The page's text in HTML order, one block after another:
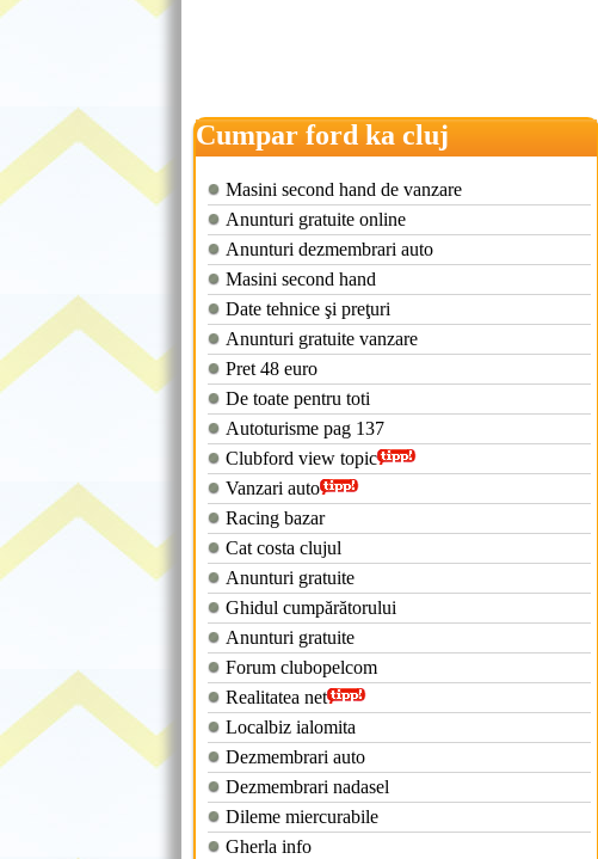
Cumpar ford ka cluj
Masini second hand de vanzare
Anunturi gratuite online
Anunturi dezmembrari auto
Masini second hand
Date tehnice şi preţuri
Anunturi gratuite vanzare
Pret 48 euro
De toate pentru toti
Autoturisme pag 137
Clubford view topic
Vanzari auto
Racing bazar
Cat costa clujul
Anunturi gratuite
Ghidul cumpărătorului
Anunturi gratuite
Forum clubopelcom
Realitatea net
Localbiz ialomita
Dezmembrari auto
Dezmembrari nadasel
Dileme miercurabile
Gherla info